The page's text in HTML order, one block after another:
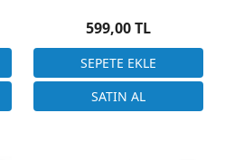
599,00 TL